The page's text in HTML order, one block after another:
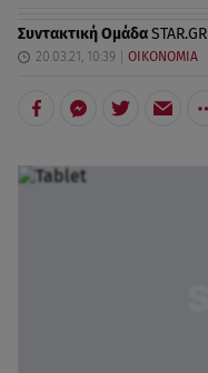
Συντακτική ΟμάδαSTAR.GR
20.03.21, 10:39 ΟΙΚΟΝΟΜΙΑ